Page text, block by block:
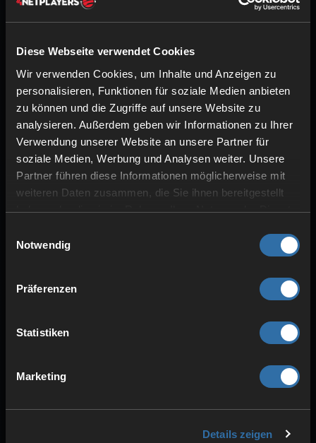
Diese Webseite verwendet Cookies
Wir verwenden Cookies, um Inhalte und Anzeigen zu
personalisieren, Funktionen für soziale Medien anbieten
zu können und die Zugriffe auf unsere Website zu
analysieren. Außerdem geben wir Informationen zu Ihrer
Verwendung unserer Website an unsere Partner für
soziale Medien, Werbung und Analysen weiter. Unsere
Partner führen diese Informationen möglicherweise mit
weiteren Daten zusammen, die Sie ihnen bereitgestellt
haben oder die sie im Rahmen Ihrer Nutzung der Dienste
Notwendig
Präferenzen
Statistiken
Marketing
Details zeigen
für deinen Astro Colony
HOCHWERTIGE HARDWARE
Intel & AMD CPUs
ECC-RAM
SSD-Speicher